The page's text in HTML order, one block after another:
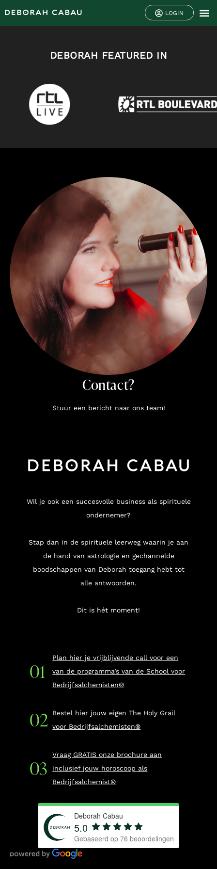
LOGIN
DEBORAH FEATURED IN
Contact?
Stuur een bericht naar ons team!
Wil je ook een succesvolle business als spirituele
ondernemer?
Stap dan in de spirituele leerweg waarin je aan
de hand van astrologie en gechannelde
boodschappen van Deborah toegang hebt tot
alle antwoorden.
Dit is hét moment!
Plan hier je vrijblijvende call voor een
van de programma’s van de School voor
Bedrijfsalchemisten®
Bestel hier jouw eigen The Holy Grail
voor Bedrijfsalchemisten®
Vraag GRATIS onze brochure aan
inclusief jouw horoscoop als
Bedrijfsalchemist®
Deborah Cabau
5.0
Gebaseerd op 76 beoordelingen